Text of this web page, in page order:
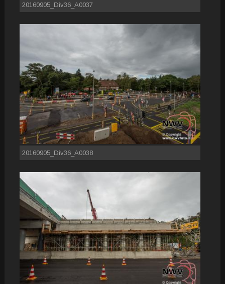
20160905_Div36_A0037
20160905_Div36_A0038